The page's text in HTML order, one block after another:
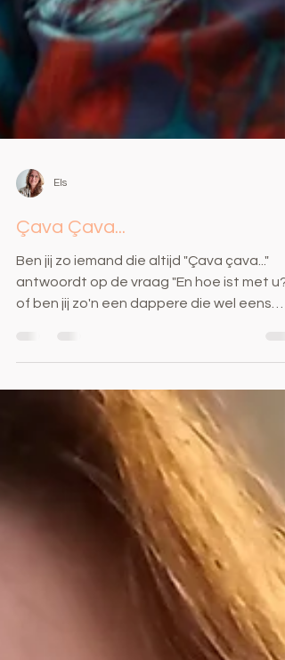
Çava Çava...
Ben jij zo iemand die altijd "Çava çava..."
antwoordt op de vraag "En hoe ist met u?"
feliciteren! Want dat is geen gemakkelijke.
En welk antwoord krijg je daarna van de
andere? Ik gok, iets in de trant van "moa...
da ga wel over... gij zijt een sterke madam".
Maar dat is niet wat je wou horen. Want in
feite stuurde jij een noodkreet. Of toch